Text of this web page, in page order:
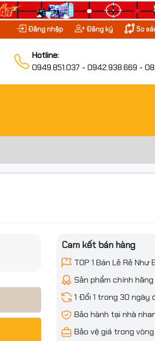
Đăng nhập Đăng ký So
Hotline:
0949.851.037 - 0942.938.669 -
Cam kết bán hàng
TOP 1 Bán Lẻ Rẻ Như
Sản phẩm chính hãng
1 Đổi 1 trong 30 ngày
Bảo hành tại nhà
Bảo vệ giá trong